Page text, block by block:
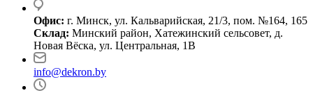
Офис: г. Минск, ул. Кальварийская, 21/3, пом. №164, 165
Склад: Минский район, Хатежинский сельсовет, д.
Новая Вёска, ул. Центральная, 1В
info@dekron.by